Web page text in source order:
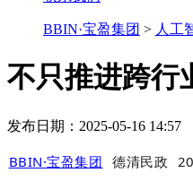
BBIN·宝盈集团 > 人工
不只推进跨行
发布日期：2025-05-16 14:57
BBIN·宝盈集团 德清民政